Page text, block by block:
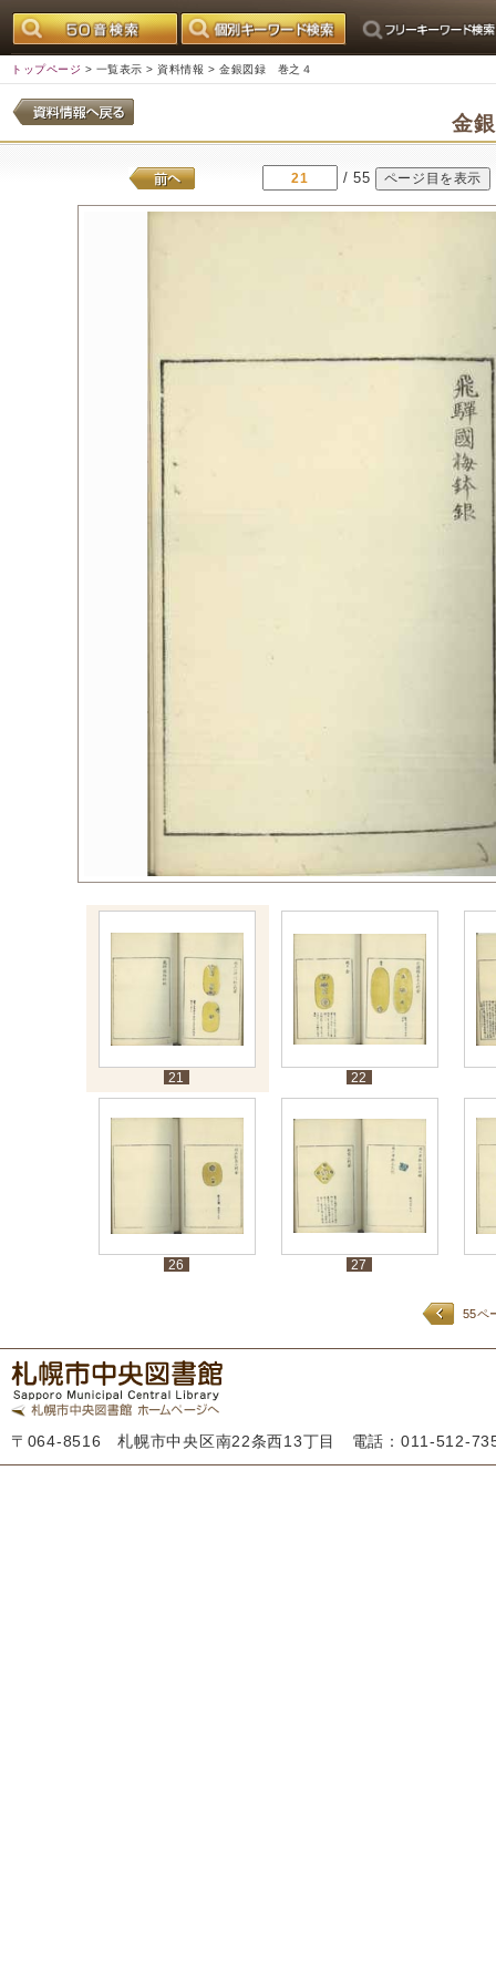
トップページ > 一覧表示 > 資料情報 > 金銀図録 巻之４
金
/ 55
21 22
26 27
55ペ
〒064-8516 札幌市中央区南22条西13丁目 電話：011-512-